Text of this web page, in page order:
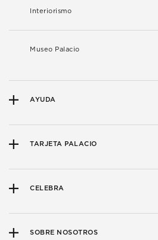
Interiorismo
Museo Palacio
AYUDA
TARJETA PALACIO
CELEBRA
SOBRE NOSOTROS